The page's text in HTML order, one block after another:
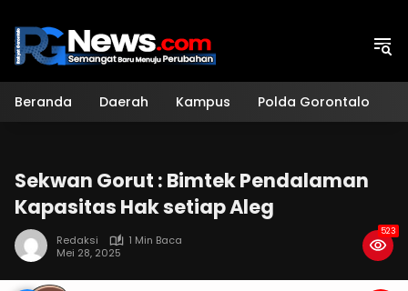
konten
Beranda Daerah Kampus Polda Gorontalo
Sekwan Gorut : Bimtek Pendalaman
Kapasitas Hak setiap Aleg
Redaksi
1 Min Baca
Mei 28, 2025
523